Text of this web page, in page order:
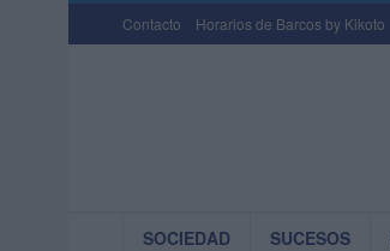
Contacto Horarios de Barcos by Kikoto
SOCIEDAD SUCESOS